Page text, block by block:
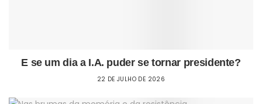
E se um dia a I.A. puder se tornar presidente?
22 DE JULHO DE 2026